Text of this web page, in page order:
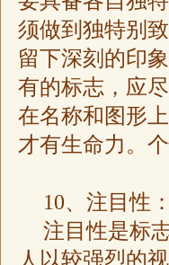
须做到独特别
留下深刻的印
有的标志，应
在名称和图形
才有生命力。
10、注目性
注目性是标
人以较强烈的